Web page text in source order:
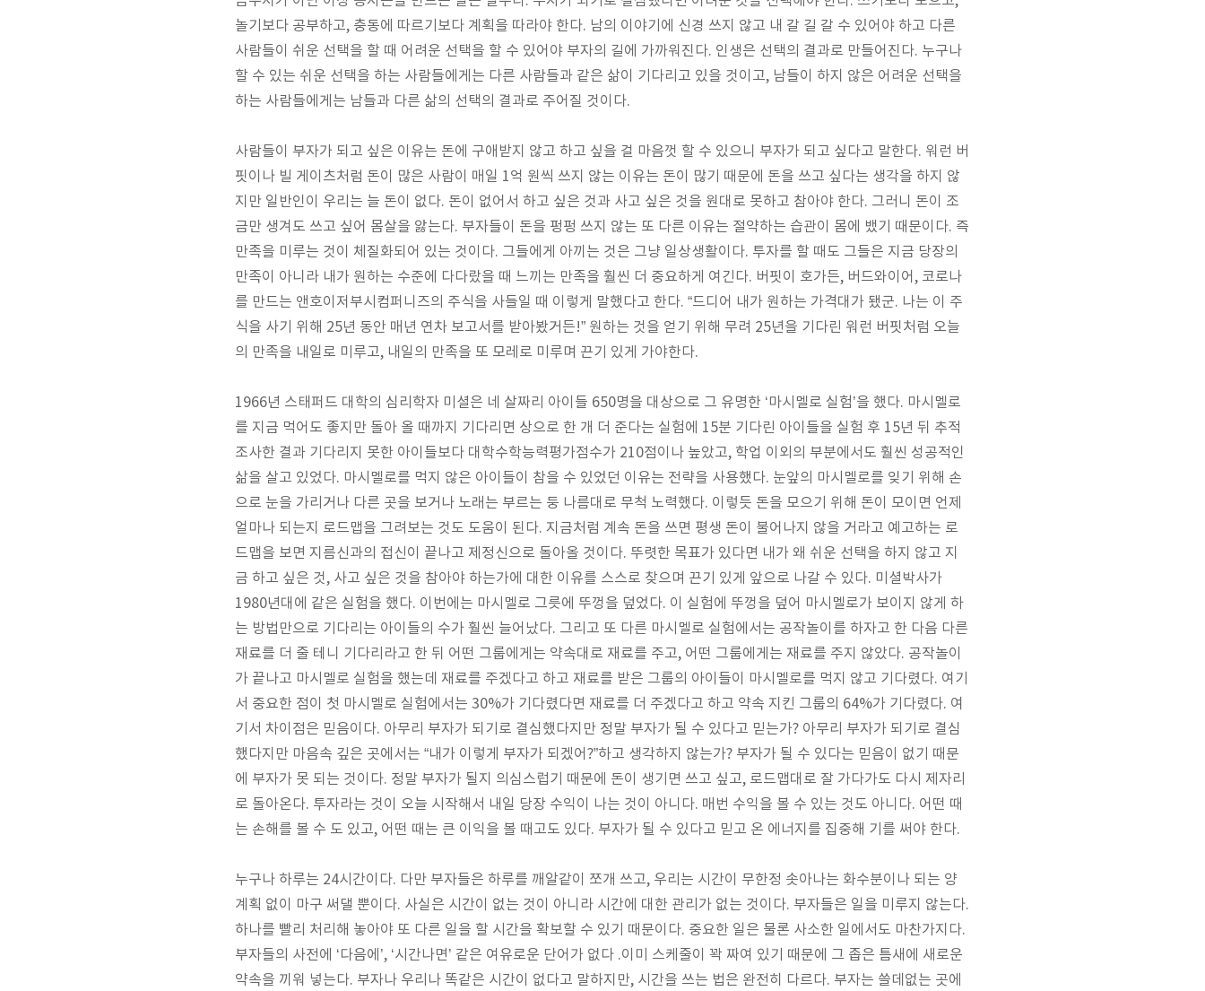
놀기보다 공부하고, 충동에 따르기보다 계획을 따라야 한다. 남의 이야기에 신경 쓰지 않고 내 갈 길 갈 수 있어야 하고 다른
사람들이 쉬운 선택을 할 때 어려운 선택을 할 수 있어야 부자의 길에 가까워진다. 인생은 선택의 결과로 만들어진다. 누구나
할 수 있는 쉬운 선택을 하는 사람들에게는 다른 사람들과 같은 삶이 기다리고 있을 것이고, 남들이 하지 않은 어려운 선택을
하는 사람들에게는 남들과 다른 삶의 선택의 결과로 주어질 것이다.
사람들이 부자가 되고 싶은 이유는 돈에 구애받지 않고 하고 싶을 걸 마음껏 할 수 있으니 부자가 되고 싶다고 말한다. 워런 버
핏이나 빌 게이츠처럼 돈이 많은 사람이 매일 1억 원씩 쓰지 않는 이유는 돈이 많기 때문에 돈을 쓰고 싶다는 생각을 하지 않
지만 일반인이 우리는 늘 돈이 없다. 돈이 없어서 하고 싶은 것과 사고 싶은 것을 원대로 못하고 참아야 한다. 그러니 돈이 조
금만 생겨도 쓰고 싶어 몸살을 앓는다. 부자들이 돈을 펑펑 쓰지 않는 또 다른 이유는 절약하는 습관이 몸에 뱄기 때문이다. 즉
만족을 미루는 것이 체질화되어 있는 것이다. 그들에게 아끼는 것은 그냥 일상생활이다. 투자를 할 때도 그들은 지금 당장의
만족이 아니라 내가 원하는 수준에 다다랐을 때 느끼는 만족을 훨씬 더 중요하게 여긴다. 버핏이 호가든, 버드와이어 , 코로나
를 만드는 앤호이저부시컴퍼니즈의 주식을 사들일 때 이렇게 말했다고 한다. “드디어 내가 원하는 가격대가 됐군. 나는 이 주
식을 사기 위해 25년 동안 매년 연차 보고서를 받아봤거든!” 원하는 것을 얻기 위해 무려 25년을 기다린 워런 버핏처럼 오늘
의 만족을 내일로 미루고, 내일의 만족을 또 모레로 미루며 끈기 있게 가야한다.
1966년 스태퍼드 대학의 심리학자 미셜은 네 살짜리 아이들 650명을 대상으로 그 유명한 ‘마시멜로 실험’을 했다. 마시멜로
를 지금 먹어도 좋지만 돌아 올 때까지 기다리면 상으로 한 개 더 준다는 실험에 15분 기다린 아이들을 실험 후 15년 뒤 추적
조사한 결과 기다리지 못한 아이들보다 대학수학능력평가점수가 210점이나 높았고, 학업 이외의 부분에서도 훨씬 성공적인
삶을 살고 있었다. 마시멜로를 먹지 않은 아이들이 참을 수 있었던 이유는 전략을 사용했다. 눈앞의 마시멜로를 잊기 위해 손
으로 눈을 가리거나 다른 곳을 보거나 노래는 부르는 둥 나름대로 무척 노력했다. 이렇듯 돈을 모으기 위해 돈이 모이면 언제
얼마나 되는지 로드맵을 그려보는 것도 도움이 된다. 지금처럼 계속 돈을 쓰면 평생 돈이 불어나지 않을 거라고 예고하는 로
드맵을 보면 지름신과의 접신이 끝나고 제정신으로 돌아올 것이다. 뚜렷한 목표가 있다면 내가 왜 쉬운 선택을 하지 않고 지
금 하고 싶은 것, 사고 싶은 것을 참아야 하는가에 대한 이유를 스스로 찾으며 끈기 있게 앞으로 나갈 수 있다. 미셜박사가
1980년대에 같은 실험을 했다. 이번에는 마시멜로 그릇에 뚜껑을 덮었다. 이 실험에 뚜껑을 덮어 마시멜로가 보이지 않게 하
는 방법만으로 기다리는 아이들의 수가 훨씬 늘어났다. 그리고 또 다른 마시멜로 실험에서는 공작놀이를 하자고 한 다음 다른
재료를 더 줄 테니 기다리라고 한 뒤 어떤 그룹에게는 약속대로 재료를 주고, 어떤 그룹에게는 재료를 주지 않았다. 공작놀이
가 끝나고 마시멜로 실험을 했는데 재료를 주겠다고 하고 재료를 받은 그룹의 아이들이 마시멜로를 먹지 않고 기다렸다. 여기
서 중요한 점이 첫 마시멜로 실험에서는 30%가 기다렸다면 재료를 더 주겠다고 하고 약속 지킨 그룹의 64%가 기다렸다. 여
기서 차이점은 믿음이다. 아무리 부자가 되기로 결심했다지만 정말 부자가 될 수 있다고 믿는가? 아무리 부자가 되기로 결심
했다지만 마음속 깊은 곳에서는 “내가 이렇게 부자가 되겠어 ?”하고 생각하지 않는가? 부자가 될 수 있다는 믿음이 없기 때문
에 부자가 못 되는 것이다. 정말 부자가 될지 의심스럽기 때문에 돈이 생기면 쓰고 싶고, 로드맵대로 잘 가다가도 다시 제자리
로 돌아온다. 투자라는 것이 오늘 시작해서 내일 당장 수익이 나는 것이 아니다. 매번 수익을 볼 수 있는 것도 아니다. 어떤 때
는 손해를 볼 수 도 있고, 어떤 때는 큰 이익을 볼 때고도 있다. 부자가 될 수 있다고 믿고 온 에너지를 집중해 기를 써야 한다.
누구나 하루는 24시간이다. 다만 부자들은 하루를 깨알같이 쪼개 쓰고, 우리는 시간이 무한정 솟아나는 화수분이나 되는 양
계획 없이 마구 써댈 뿐이다. 사실은 시간이 없는 것이 아니라 시간에 대한 관리가 없는 것이다. 부자들은 일을 미루지 않는다.
하나를 빨리 처리해 놓아야 또 다른 일을 할 시간을 확보할 수 있기 때문이다. 중요한 일은 물론 사소한 일에서도 마찬가지다.
부자들의 사전에 ‘다음에’, ‘시간나면’ 같은 여유로운 단어가 없다 .이미 스케줄이 꽉 짜여 있기 때문에 그 좁은 틈새에 새로운
약속을 끼워 넣는다. 부자나 우리나 똑같은 시간이 없다고 말하지만, 시간을 쓰는 법은 완전히 다르다. 부자는 쓸데없는 곳에